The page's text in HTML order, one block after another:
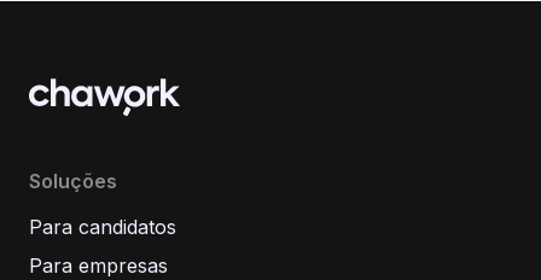
Soluções
Para candidatos
Para empresas